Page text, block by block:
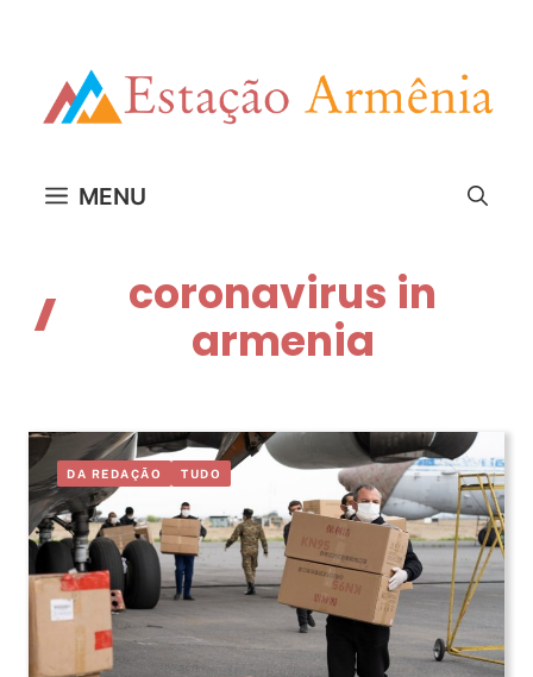
MENU
coronavirus in
armenia
DA REDAÇÃO TUDO